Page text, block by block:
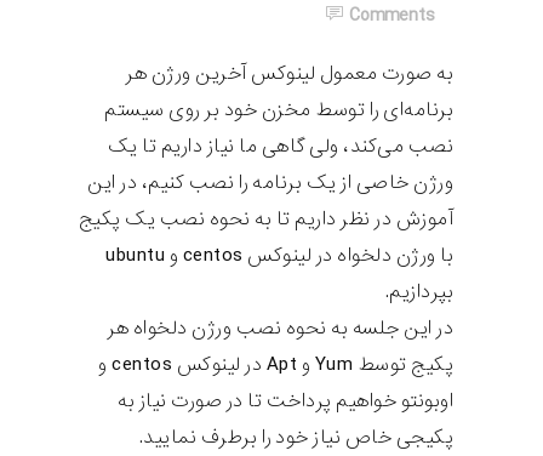
Comments
به صورت معمول لینوکس آخرین ورژن هر
برنامه‌ای را توسط مخزن خود بر روی سیستم
نصب می‌کند، ولی گاهی ما نیاز داریم تا یک
ورژن خاصی از یک برنامه را نصب کنیم، در این
آموزش در نظر داریم تا به نحوه نصب یک پکیج
با ورژن دلخواه در لینوکس centos و ubuntu
بپردازیم.
در این جلسه به نحوه نصب ورژن دلخواه هر
پکیج توسط Yum و Apt در لینوکس centos و
اوبونتو خواهیم پرداخت تا در صورت نیاز به
پکیجی خاص نیاز خود را برطرف نمایید.